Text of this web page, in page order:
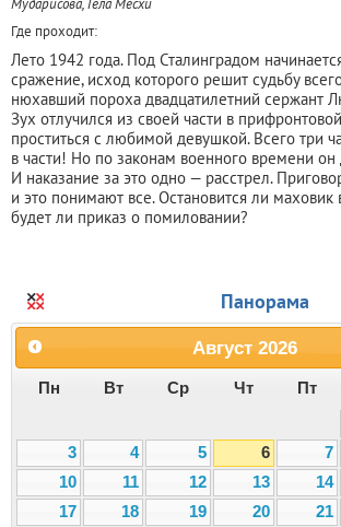
Мударисова, Гела Месхи
Где проходит:
Лето 1942 года. Под Сталинградом
сражение, исход которого решит судьбу
нюхавший пороха двадцатилетний сержант
Зух отлучился из своей части в
проститься с любимой девушкой.​ Всего три
в части!​ Но по законам военного времени он
И наказание за это одно — расстрел.​
и это понимают все. Остановится ли
будет ли приказ о помиловании?
Панорама
Август 2026
Пн Вт Ср Чт Пт
3
4 5 6 7
10
11 12 13 14
17
18 19 20 21